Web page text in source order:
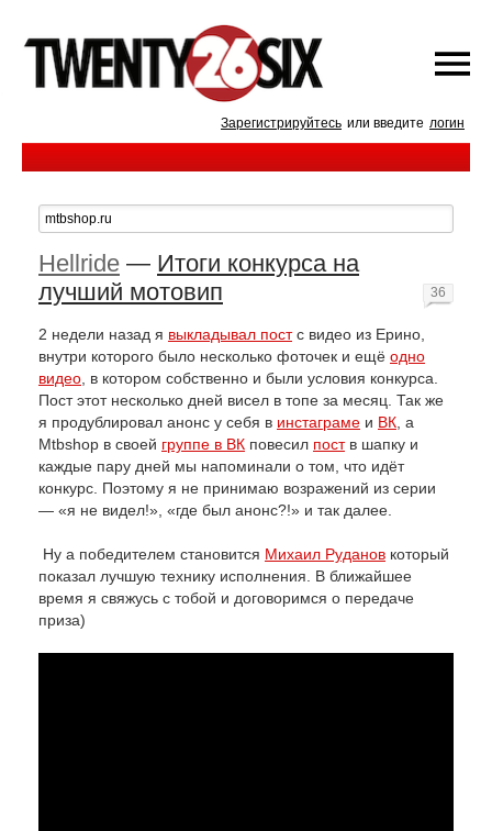
Зарегистрируйтесь или введите логин
Hellride — Итоги конкурса на
лучший мотовип
2 недели назад я выкладывал постс видео из Ерино,
внутри которого было несколько фоточек и ещё одно
видео , в котором собственно и были условия конкурса.
Пост этот несколько дней висел в топе за месяц. Так же
я продублировал анонс у себя в инстаграме и ВК , а
Mtbshop в своей группе в ВК повесил поств шапку и
каждые пару дней мы напоминали о том, что идёт
конкурс. Поэтому я не принимаю возражений из серии
— «я не видел!», «где был анонс?!» и так далее.
Ну а победителем становится Михаил Руданов который
показал лучшую технику исполнения. В ближайшее
время я свяжусь с тобой и договоримся о передаче
приза)
36